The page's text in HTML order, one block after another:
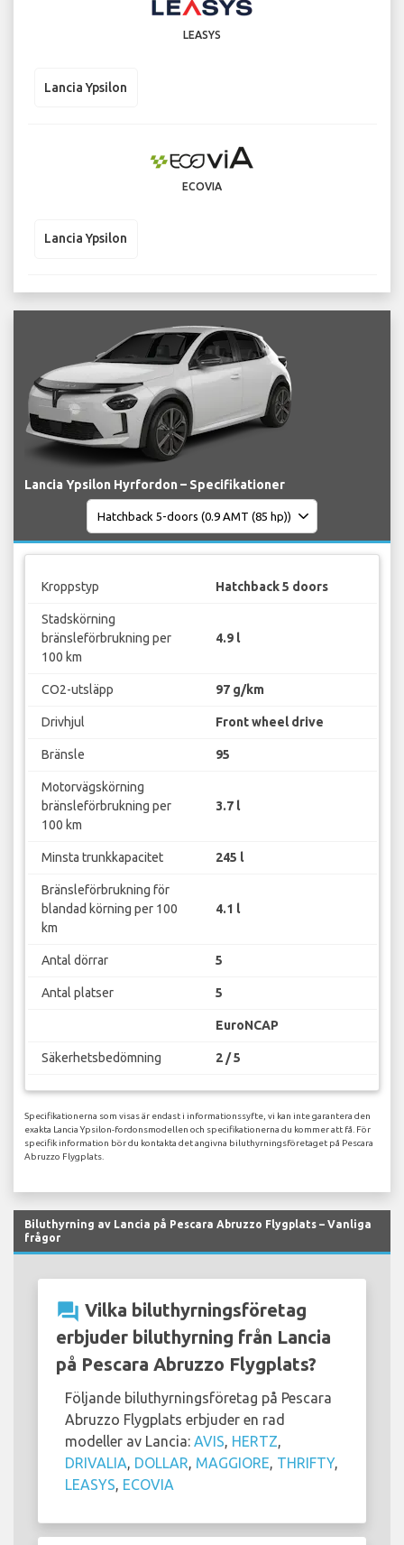
LEASYS
Lancia Ypsilon
ECOVIA
Lancia Ypsilon
Lancia Ypsilon Hyrfordon – Specifikationer
Kroppstyp Hatchback 5 doors
Stadskörning
bränsleförbrukning per
100 km
4.9 l
CO2-utsläpp 97 g/km
Drivhjul Front wheel drive
Bränsle 95
Motorvägskörning
bränsleförbrukning per
100 km
3.7 l
Minsta trunkkapacitet 245 l
Bränsleförbrukning för
blandad körning per 100
km
4.1 l
Antal dörrar 5
Antal platser 5
EuroNCAP
Säkerhetsbedömning 2 / 5
Specifikationerna som visas är endast i informationssyfte, vi kan inte garantera den
exakta Lancia Ypsilon-fordonsmodellen och specifikationerna du kommer att få. För
specifik information bör du kontakta det angivna biluthyrningsföretaget på Pescara
Abruzzo Flygplats.
Biluthyrning av Lancia på Pescara Abruzzo Flygplats – Vanliga
frågor
question_answer Vilka biluthyrningsföretag
erbjuder biluthyrning från Lancia
på Pescara Abruzzo Flygplats?
Följande biluthyrningsföretag på Pescara
Abruzzo Flygplats erbjuder en rad
modeller av Lancia: AVIS, HERTZ,
DRIVALIA, DOLLAR, MAGGIORE, THRIFTY,
LEASYS, ECOVIA